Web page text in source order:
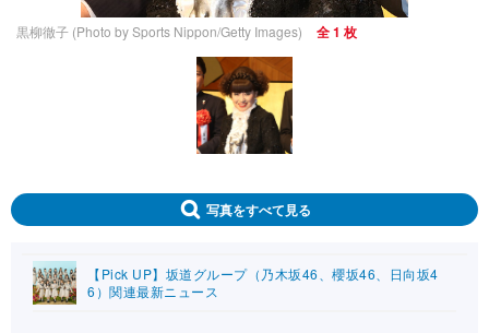
黒柳徹子 (Photo by Sports Nippon/Getty Images) 全 1 枚
写真をすべて見る
【Pick UP】坂道グループ（乃木坂46、櫻坂46、日向坂4
6）関連最新ニュース